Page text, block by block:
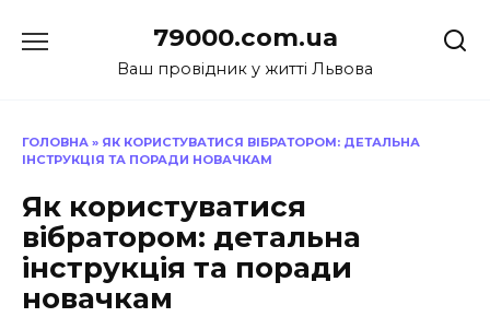
до
79000.com.ua
Ваш провідник у житті Львова
ГОЛОВНА » ЯК КОРИСТУВАТИСЯ ВІБРАТОРОМ: ДЕТАЛЬНА
ІНСТРУКЦІЯ ТА ПОРАДИ НОВАЧКАМ
Як користуватися
вібратором: детальна
інструкція та поради
новачкам